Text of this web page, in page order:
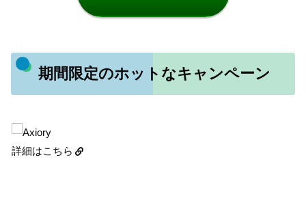
期間限定のホットなキャンペーン
詳細はこちら